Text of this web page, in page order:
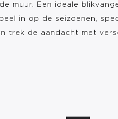
muur. Een ideale
in op de seizoenen,
trek de aandacht met